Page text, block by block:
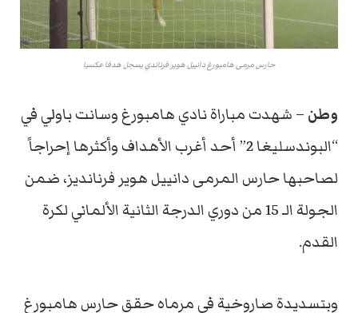
حارس مرمى هامبورغ دانييل هوير فرناندي يسجل هدفا عكسيا
وطن – شهدت مباراة نادي هامبورغ وسانت باولي في
“البوندسليغا 2” أحد أغرب الأهداف وأكثرها إحراجاً
لصاحبها حارس المرمى دانييل هوير فرنانديز، ضمن
الجولة الـ 15 من دوري الدرجة الثانية الألماني لكرة
القدم.
وبتسديدة صاروخية في مرماه حقق حارس هامبورغ